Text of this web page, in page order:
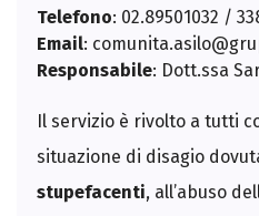
Telefono: 02.89501032 /
Email:
Responsabile: Dott.ssa
Il servizio è rivolto a tutti
situazione di disagio
stupefacenti, all’abuso